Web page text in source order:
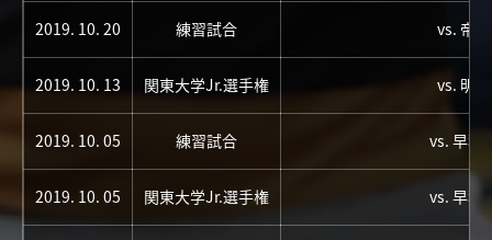
2019. 10. 20 練習試合 vs. 帝
2019. 10. 13 関東大学Jr.選手権 vs. 明
2019. 10. 05 練習試合 vs. 早稲
2019. 10. 05 関東大学Jr.選手権 vs. 早稲